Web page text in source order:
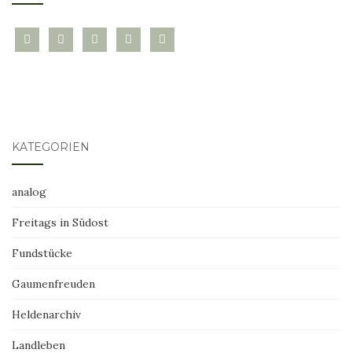
bloglovininstagramtwitter pinterest
mail
KATEGORIEN
analog
Freitags in Südost
Fundstücke
Gaumenfreuden
Heldenarchiv
Landleben